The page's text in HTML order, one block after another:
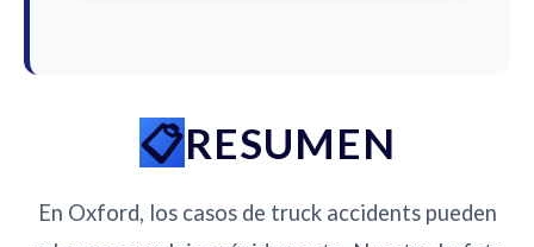
RESUMEN
En Oxford, los casos de truck accidents pueden